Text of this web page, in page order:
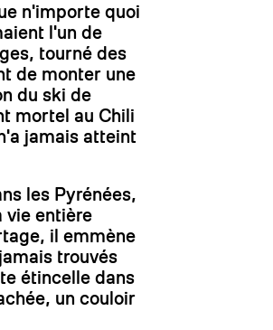
n'importe quoi
l'un de
tourné des
de monter une
du ski de
mortel au Chili
jamais atteint
les Pyrénées,
vie entière
il emmène
trouvés
étincelle dans
un couloir